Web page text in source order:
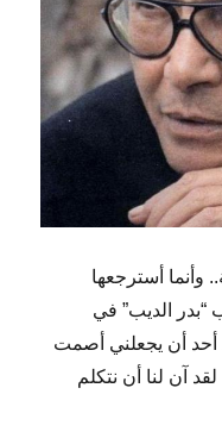
وأنما أسترجعها
“بدر الديب” في
أحد أن يجعلني أصمت
آن لنا أن نتكلم